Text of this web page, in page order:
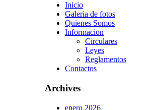
Inicio
Galeria de fotos
Quienes Somos
Informacion
Circulares
Leyes
Reglamentos
Contactos
Archives
enero 2026